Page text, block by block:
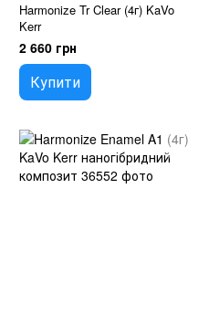
Harmonize Tr Clear (4г) KaVo
Kerr
2 660 грн
Купити